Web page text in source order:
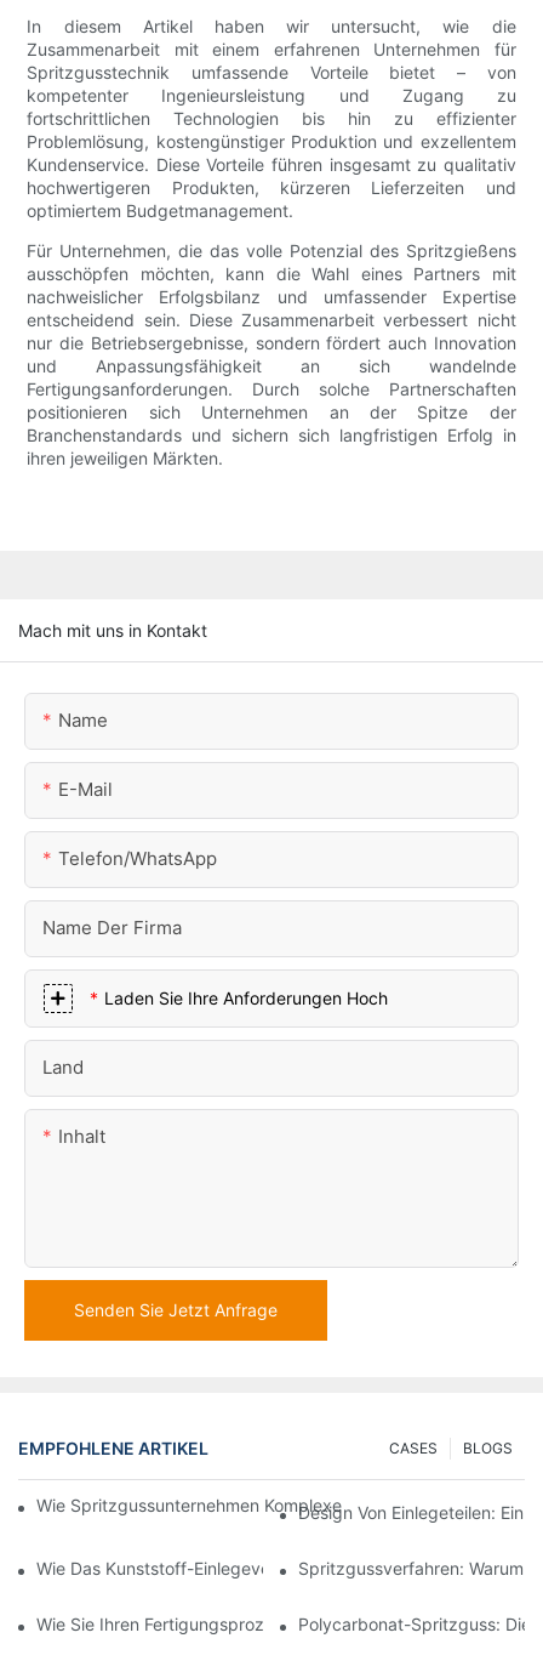
In diesem Artikel haben wir untersucht, wie die
Zusammenarbeit mit einem erfahrenen Unternehmen für
Spritzgusstechnik umfassende Vorteile bietet – von
kompetenter Ingenieursleistung und Zugang zu
fortschrittlichen Technologien bis hin zu effizienter
Problemlösung, kostengünstiger Produktion und exzellentem
Kundenservice. Diese Vorteile führen insgesamt zu qualitativ
hochwertigeren Produkten, kürzeren Lieferzeiten und
optimiertem Budgetmanagement.
Für Unternehmen, die das volle Potenzial des Spritzgießens
ausschöpfen möchten, kann die Wahl eines Partners mit
nachweislicher Erfolgsbilanz und umfassender Expertise
entscheidend sein. Diese Zusammenarbeit verbessert nicht
nur die Betriebsergebnisse, sondern fördert auch Innovation
und Anpassungsfähigkeit an sich wandelnde
Fertigungsanforderungen. Durch solche Partnerschaften
positionieren sich Unternehmen an der Spitze der
Branchenstandards und sichern sich langfristigen Erfolg in
ihren jeweiligen Märkten.
Mach mit uns in Kontakt
Name
E-Mail
Telefon/WhatsApp
Name Der Firma
Laden Sie Ihre Anforderungen Hoch
Land
Inhalt
Senden Sie Jetzt Anfrage
EMPFOHLENE ARTIKEL BLOGS
CASES
Wie Spritzgussunternehmen Komplexe Designanforderungen
Design Von Einlegeteilen: Ein
Wie Das Kunststoff-Einlegeverfahren Für Hochpräzise
Spritzgussverfahren: Warum
Wie Sie Ihren Fertigungsprozess Mit Insert-Molding-Design
Polycarbonat-Spritzguss: Die